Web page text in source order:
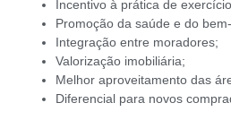
Incentivo à prática de
Promoção da saúde e do
Integração entre moradores;
Valorização imobiliária;
Melhor aproveitamento das
Diferencial para novos